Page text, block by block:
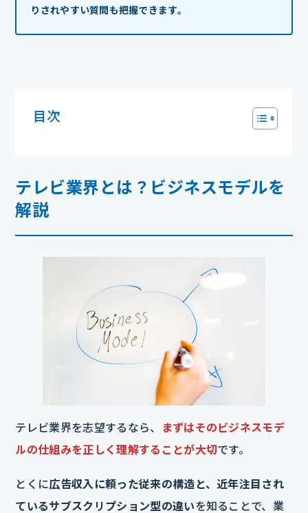
りされやすい質問も把握できます。
目次
テレビ業界とは？ビジネスモデルを
解説
テレビ業界を志望するなら、
まずはそのビジネスモデ
ルの仕組みを正しく理解することが大切です。
とくに広告収入に頼った従来の構造と、近年注目され
ているサブスクリプション型の違いを知ることで、業